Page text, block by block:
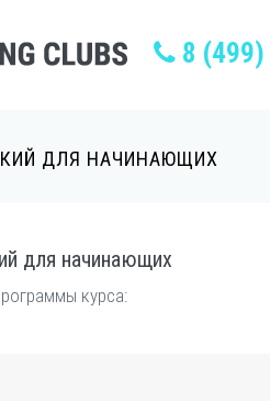
8
ДЛЯ НАЧИНАЮЩИХ
для начинающих
курса: